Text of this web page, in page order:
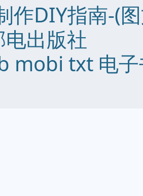
作DIY指南-(
出版社
mobi txt 电子